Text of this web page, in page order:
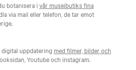
botanisera i vår museibutiks fina
via mail eller telefon, de tar emot
uppdatering med filmer, bilder och
Youtube och instagram.